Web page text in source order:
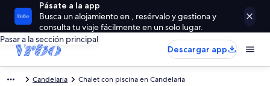
Pásate a la app
Busca un alojamiento en , resérvalo y gestiona y
consulta tu viaje fácilmente en un solo lugar.
Pasar a la sección principal
Descargar app
Candelaria Chalet con piscina en Candelaria